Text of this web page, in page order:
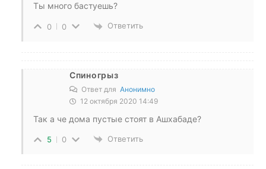
Ты много бастуешь?
0 0 Ответить
Спиногрыз
Ответ для Анонимно
12 октября 2020 14:49
Так а че дома пустые стоят в Ашхабаде?
5 0 Ответить